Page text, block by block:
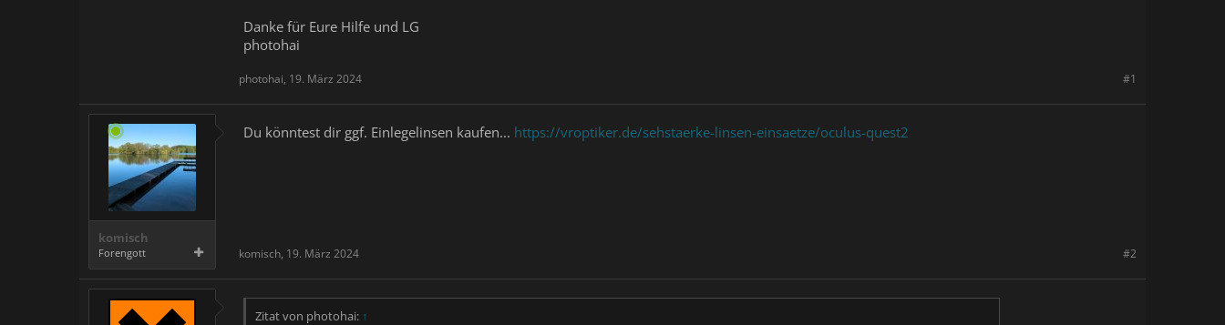
Danke für Eure Hilfe und LG
photohai
#1
photohai, 19. März 2024
komisch
Forengott
Du könntest dir ggf. Einlegelinsen kaufen... https://vroptiker.de/sehstaerke-linsen-einsaetze/oculus-quest2
#2
komisch, 19. März 2024
Zitat von photohai: ↑